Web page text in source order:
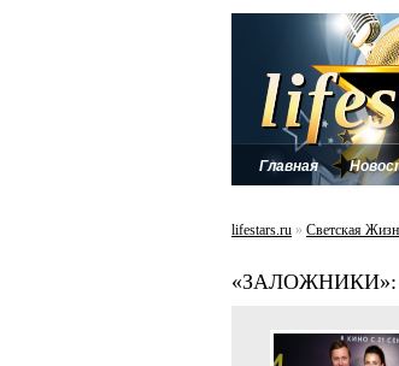
Главная
lifestars.ru » Светская
«ЗАЛОЖНИКИ»: